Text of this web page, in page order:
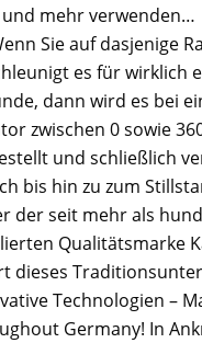
und mehr verwenden…
Sie auf dasjenige
es für wirklich
dann wird es bei
zwischen 0 sowie
und schließlich
bis hin zu zum
der seit mehr als
Qualitätsmarke
dieses
Technologien –
Germany! In